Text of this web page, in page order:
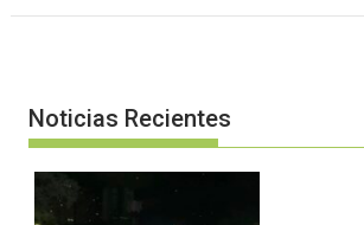
Noticias Recientes